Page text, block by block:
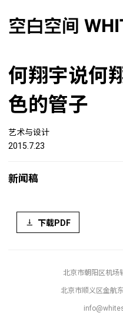
何翔宇说何
色的管子
艺术与设计
2015.7.23
新闻稿
下载PDF
北京市朝阳区机场
北京市顺义区金航